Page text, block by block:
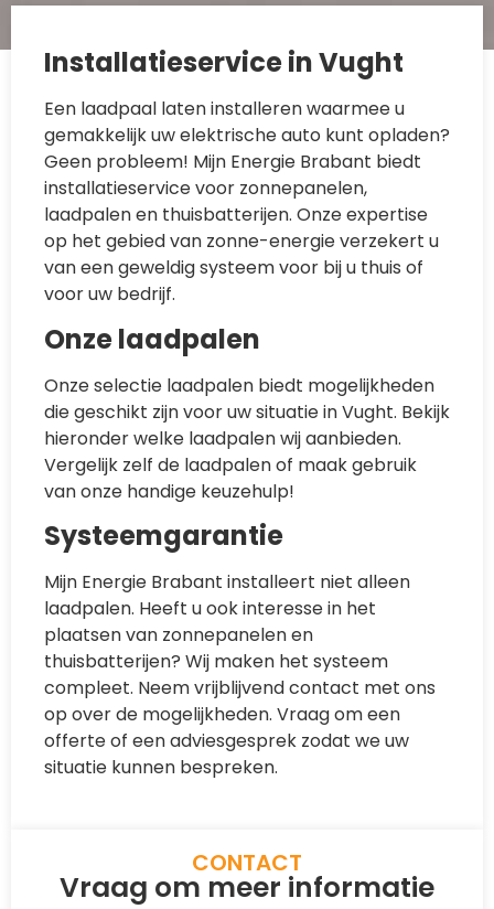
Installatieservice in Vught
Een laadpaal laten installeren waarmee u
gemakkelijk uw elektrische auto kunt opladen?
Geen probleem! Mijn Energie Brabant biedt
installatieservice voor zonnepanelen,
laadpalen en thuisbatterijen. Onze expertise
op het gebied van zonne-energie verzekert u
van een geweldig systeem voor bij u thuis of
voor uw bedrijf.
Onze laadpalen
Onze selectie laadpalen biedt mogelijkheden
die geschikt zijn voor uw situatie in Vught. Bekijk
hieronder welke laadpalen wij aanbieden.
Vergelijk zelf de laadpalen of maak gebruik
van onze handige keuzehulp!
Systeemgarantie
Mijn Energie Brabant installeert niet alleen
laadpalen. Heeft u ook interesse in het
plaatsen van zonnepanelen en
thuisbatterijen? Wij maken het systeem
compleet. Neem vrijblijvend contact met ons
op over de mogelijkheden. Vraag om een
offerte of een adviesgesprek zodat we uw
situatie kunnen bespreken.
CONTACT
Vraag om meer informatie